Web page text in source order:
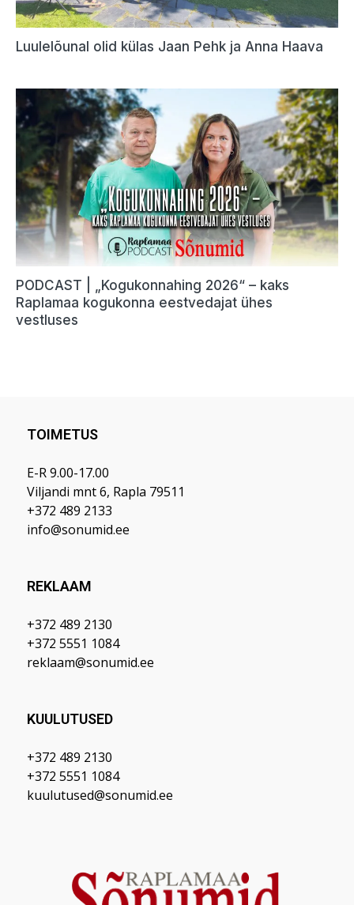
TOIMETUS
E-R 9.00-17.00
Viljandi mnt 6, Rapla 79511
+372 489 2133
info@sonumid.ee
REKLAAM
+372 489 2130
+372 5551 1084
reklaam@sonumid.ee
KUULUTUSED
+372 489 2130
+372 5551 1084
kuulutused@sonumid.ee